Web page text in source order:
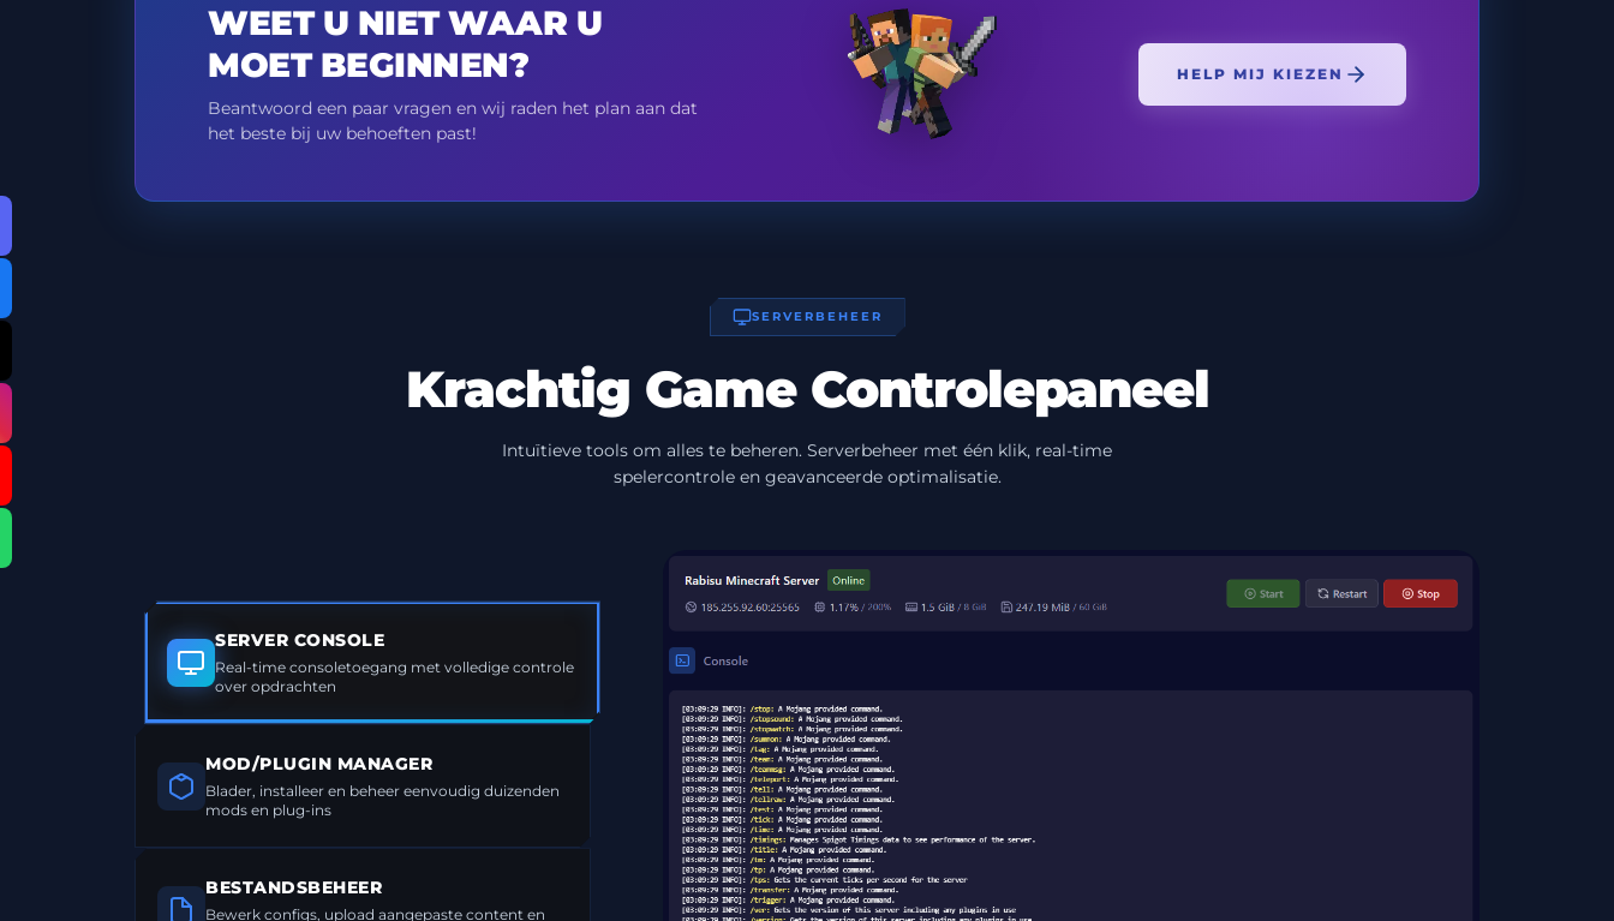
WEET U NIET WAAR U
MOET BEGINNEN?
Beantwoord een paar vragen en wij raden het plan aan dat
het beste bij uw behoeften past!
HELP MIJ KIEZEN
SERVERBEHEER
Krachtig Game Controlepaneel
Intuïtieve tools om alles te beheren. Serverbeheer met één klik, real-time
spelercontrole en geavanceerde optimalisatie.
SERVER CONSOLE
Real-time consoletoegang met volledige controle
over opdrachten
MOD/PLUGIN MANAGER
Blader, installeer en beheer eenvoudig duizenden
mods en plug-ins
BESTANDSBEHEER
Bewerk configs, upload aangepaste content en